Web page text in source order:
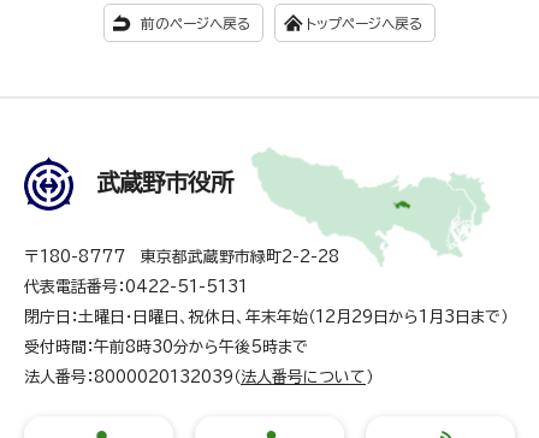
前のページへ戻る トップページへ戻る
武蔵野市役所
〒180-8777 東京都武蔵野市緑町2-2-28
代表電話番号：0422-51-5131
閉庁日：土曜日・日曜日、祝休日、年末年始（12月29日から1月3日まで）
受付時間：午前8時30分から午後5時まで
法人番号：8000020132039（ 法人番号について ）